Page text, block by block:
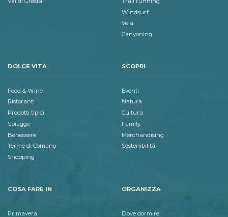
Windsurf
Vela
Canyoning
DOLCE VITA
Food & Wine
Ristoranti
Prodotti tipici
Spiagge
Benessere
Terme di Comano
Shopping
SCOPRI
Eventi
Natura
Cultura
Family
Merchandising
Sostenibilità
COSA FARE IN
Primavera
ORGANIZZA
Dove dormire